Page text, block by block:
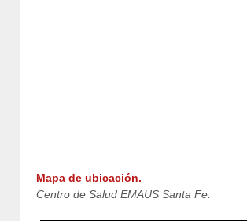
Mapa de ubicación.
Centro de Salud EMAUS Santa Fe.